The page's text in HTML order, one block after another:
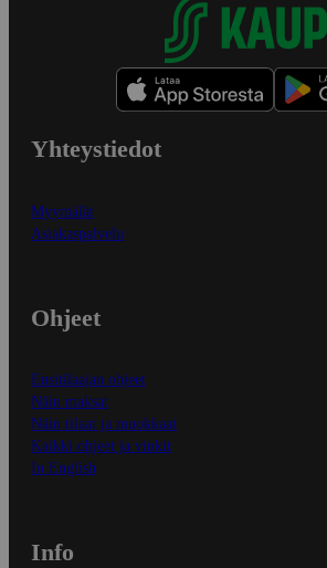
Yhteystiedot
Myymälät
Asiakaspalvelu
Ohjeet
Ensitilaajan ohjeet
Näin maksat
Näin tilaat ja muokkaat
Kaikki ohjeet ja vinkit
In English
Info